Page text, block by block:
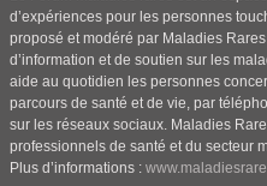
d’expériences pour les personnes
proposé et modéré par Maladies
d’information et de soutien sur les
aide au quotidien les personnes
parcours de santé et de vie, par
sur les réseaux sociaux. Maladies
professionnels de santé et du secteur
Plus d’informations :